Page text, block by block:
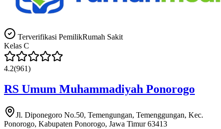
Terverifikasi PemilikRumah Sakit
Kelas C
4.2(961)
RS Umum Muhammadiyah Ponorogo
Jl. Diponegoro No.50, Temengungan, Temenggungan, Kec.
Ponorogo, Kabupaten Ponorogo, Jawa Timur 63413